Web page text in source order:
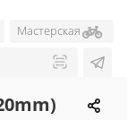
Мастерская